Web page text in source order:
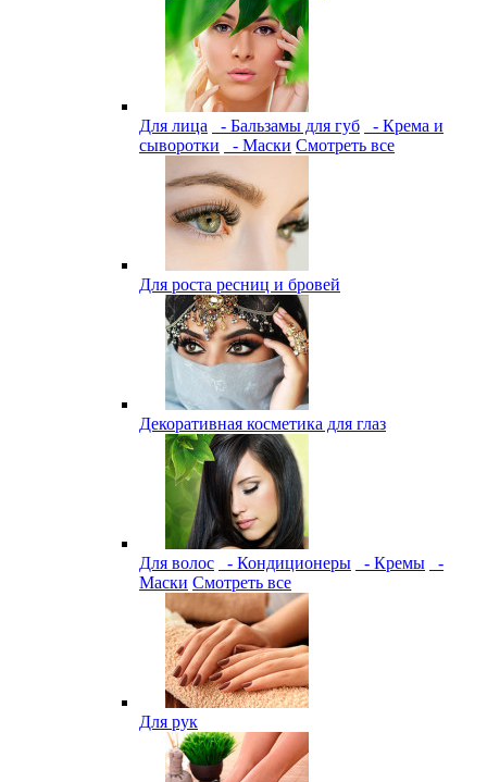
Для лица - Бальзамы для губ
- Крема и
сыворотки
- Маски Смотреть все
Для роста ресниц и бровей
Декоративная косметика для глаз
Для волос - Кондиционеры - Кремы
-
Маски Смотреть все
Для рук